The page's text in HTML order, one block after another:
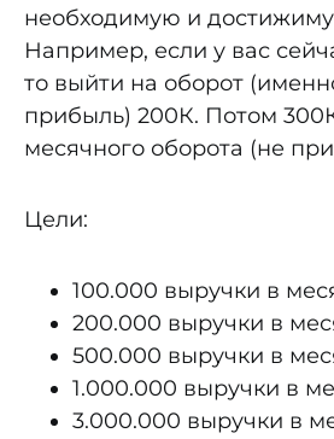
необходимую и
Например, если у вас
то выйти на оборот
прибыль) 200К. Потом
месячного оборота (не
Цели:
100.000 выручки в
200.000 выручки в
500.000 выручки в
1.000.000 выручки в
3.000.000 выручки в